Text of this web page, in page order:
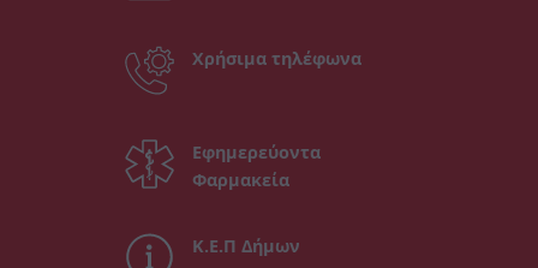
Χρήσιμα τηλέφωνα
Εφημερεύοντα
Φαρμακεία
Κ.Ε.Π Δήμων